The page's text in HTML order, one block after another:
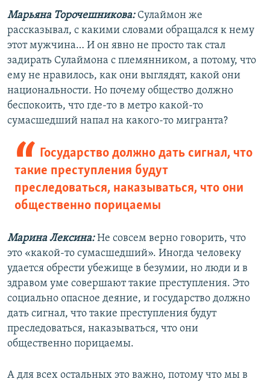
Марьяна Торочешникова:Сулаймон же
рассказывал, с какими словами обращался к нему
этот мужчина… И он явно не просто так стал
задирать Сулаймона с племянником, а потому, что
ему не нравилось, как они выглядят, какой они
национальности. Но почему общество должно
беспокоить, что где-то в метро какой-то
сумасшедший напал на какого-то мигранта?
Государство должно дать сигнал, что
такие преступления будут
преследоваться, наказываться, что они
общественно порицаемы
Марина Лексина:Не совсем верно говорить, что
это «какой-то сумасшедший». Иногда человеку
удается обрести убежище в безумии, но люди и в
здравом уме совершают такие преступления. Это
социально опасное деяние, и государство должно
дать сигнал, что такие преступления будут
преследоваться, наказываться, что они
общественно порицаемы.
А для всех остальных это важно, потому что мы в